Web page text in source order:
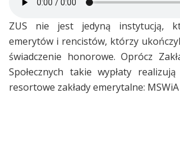
ZUS nie jest jedyną instytucją,
emerytów i rencistów, którzy
świadczenie honorowe. Oprócz
Społecznych takie wypłaty
resortowe zakłady emerytalne: